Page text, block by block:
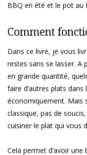
BBQ en été et le pot au
Comment
Dans ce livre, je vous
restes sans se lasser. A
en grande quantité,
faire d’autres plats
économiquement. Mais
classique, pas de
cuisiner le plat qui vous
Cela permet d’avoir une